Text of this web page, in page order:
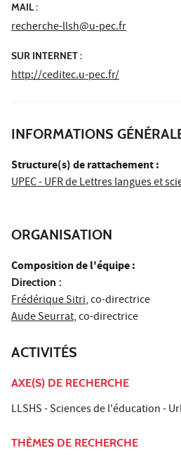
MAIL :
recherche-llsh@u-pec.fr
SUR INTERNET :
http://ceditec.u-pec.fr/
INFORMATIONS
Structure(s) de rattachement :
UPEC - UFR de Lettres langues et
ORGANISATION
Composition de l'équipe :
Direction :
Frédérique Sitri, co-directrice
Aude Seurrat, co-directrice
ACTIVITÉS
AXE(S) DE RECHERCHE
LLSHS - Sciences de l'éducation -
THÈMES DE RECHERCHE